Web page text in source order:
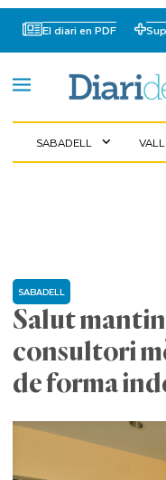
El diari en PDF
SABADELL expand_more
Salut
consultori
de forma
SABADELL